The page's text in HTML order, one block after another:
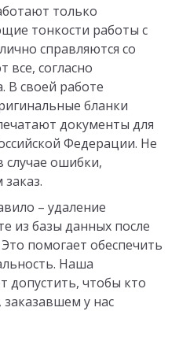
только
тонкости работы с
справляются со
все, согласно
В своей работе
бланки
документы для
Федерации. Не
случае ошибки,
– удаление
из базы данных после
помогает обеспечить
Наша
допустить, чтобы кто
заказавшем у нас